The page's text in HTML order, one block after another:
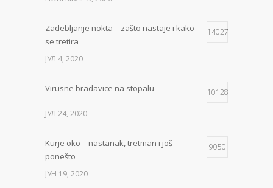
Zadebljanje nokta – zašto nastaje i kako
se tretira
14027
ЈУЛ 4, 2020
Virusne bradavice na stopalu 10128
ЈУЛ 24, 2020
Kurje oko – nastanak, tretman i još
ponešto
9050
ЈУН 19, 2020